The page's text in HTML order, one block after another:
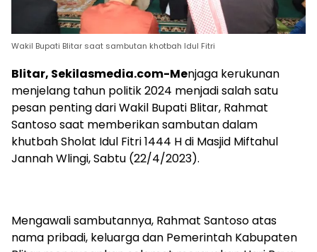
Wakil Bupati Blitar saat sambutan khotbah Idul Fitri
Blitar, Sekilasmedia.com-Menjaga kerukunan
menjelang tahun politik 2024 menjadi salah satu
pesan penting dari Wakil Bupati Blitar, Rahmat
Santoso saat memberikan sambutan dalam
khutbah Sholat Idul Fitri 1444 H di Masjid Miftahul
Jannah Wlingi, Sabtu (22/4/2023).
Mengawali sambutannya, Rahmat Santoso atas
nama pribadi, keluarga dan Pemerintah Kabupaten